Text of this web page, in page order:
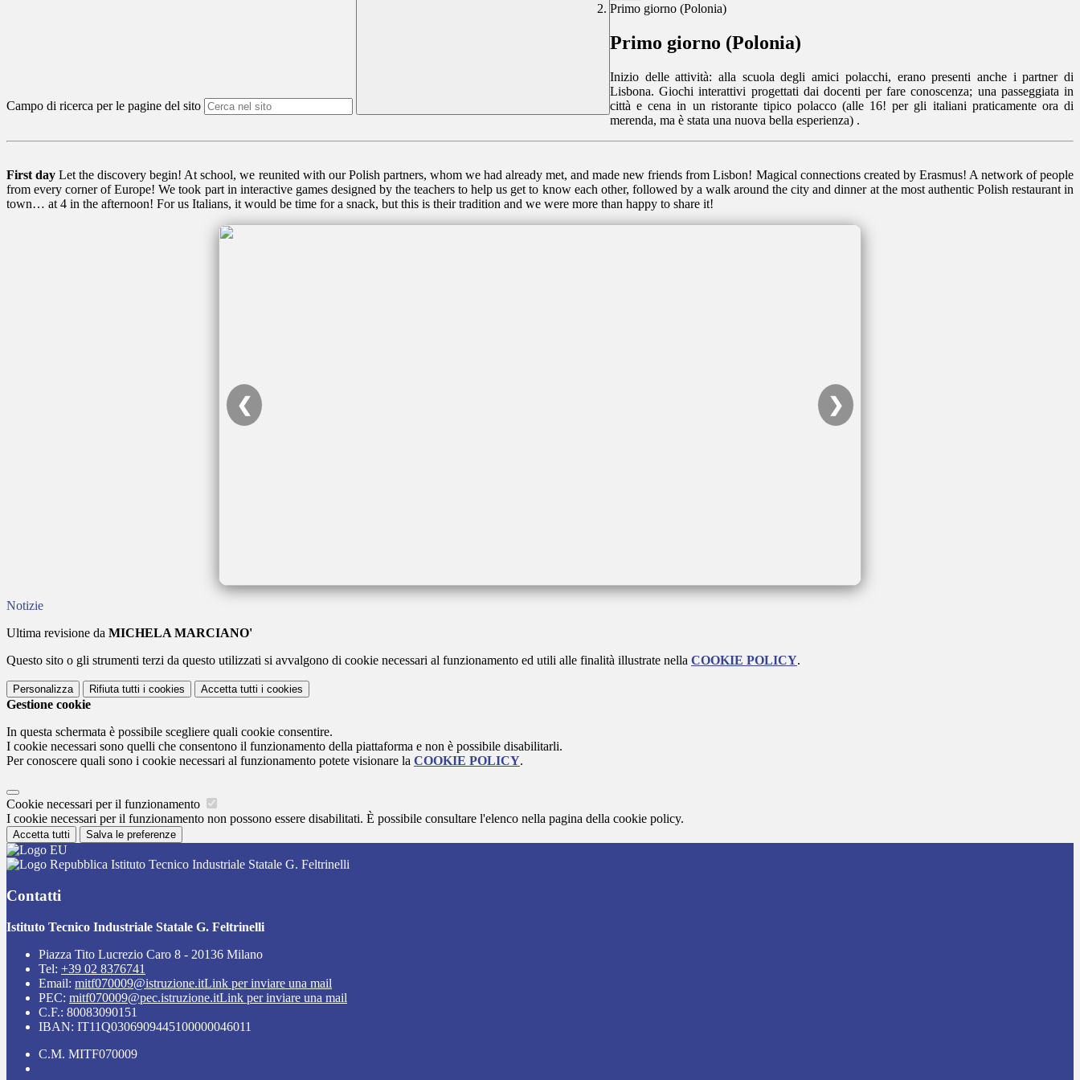
Campo di ricerca per le pagine del sito
Primo giorno (Polonia)
Primo giorno (Polonia)
Inizio delle attività: alla scuola degli amici polacchi, erano presenti anche i partner di
Lisbona. Giochi interattivi progettati dai docenti per fare conoscenza; una passeggiata in
città e cena in un ristorante tipico polacco (alle 16! per gli italiani praticamente ora di
merenda, ma è stata una nuova bella esperienza) .
First day Let the discovery begin! At school, we reunited with our Polish partners, whom we had already met, and made new friends from Lisbon! Magical connections created by Erasmus! A network of people
from every corner of Europe! We took part in interactive games designed by the teachers to help us get to know each other, followed by a walk around the city and dinner at the most authentic Polish restaurant in
town… at 4 in the afternoon! For us Italians, it would be time for a snack, but this is their tradition and we were more than happy to share it!
❮ ❯
Notizie
Ultima revisione da MICHELA MARCIANO'
Questo sito o gli strumenti terzi da questo utilizzati si avvalgono di cookie necessari al funzionamento ed utili alle finalità illustrate nella COOKIE POLICY.
Personalizza Rifiuta tutti i cookies Accetta tutti i cookies
Gestione cookie
In questa schermata è possibile scegliere quali cookie consentire.
I cookie necessari sono quelli che consentono il funzionamento della piattaforma e non è possibile disabilitarli.
Per conoscere quali sono i cookie necessari al funzionamento potete visionare la COOKIE POLICY.
Cookie necessari per il funzionamento
I cookie necessari per il funzionamento non possono essere disabilitati. È possibile consultare l'elenco nella pagina della cookie policy.
Accetta tutti Salva le preferenze
Istituto Tecnico Industriale Statale G. Feltrinelli
Contatti
Istituto Tecnico Industriale Statale G. Feltrinelli
Piazza Tito Lucrezio Caro 8 - 20136 Milano
Tel: +39 02 8376741
Email: mitf070009@istruzione.itLink per inviare una mail
PEC: mitf070009@pec.istruzione.itLink per inviare una mail
C.F.: 80083090151
IBAN: IT11Q0306909445100000046011
C.M. MITF070009